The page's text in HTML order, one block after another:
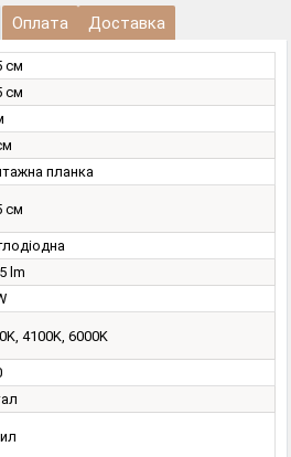
Оплата Доставка
см
см
планка
см
lm
4100K, 6000K